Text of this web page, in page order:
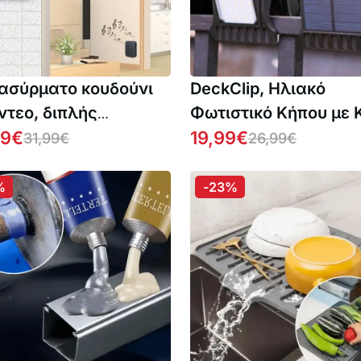
κουδούνι
διπλής
ήχο και
€31,99€
DeckClip, Ηλιακό
Φωτιστικό Κήπου με
και Αισθητήρα
19,99€26,99€
-23%